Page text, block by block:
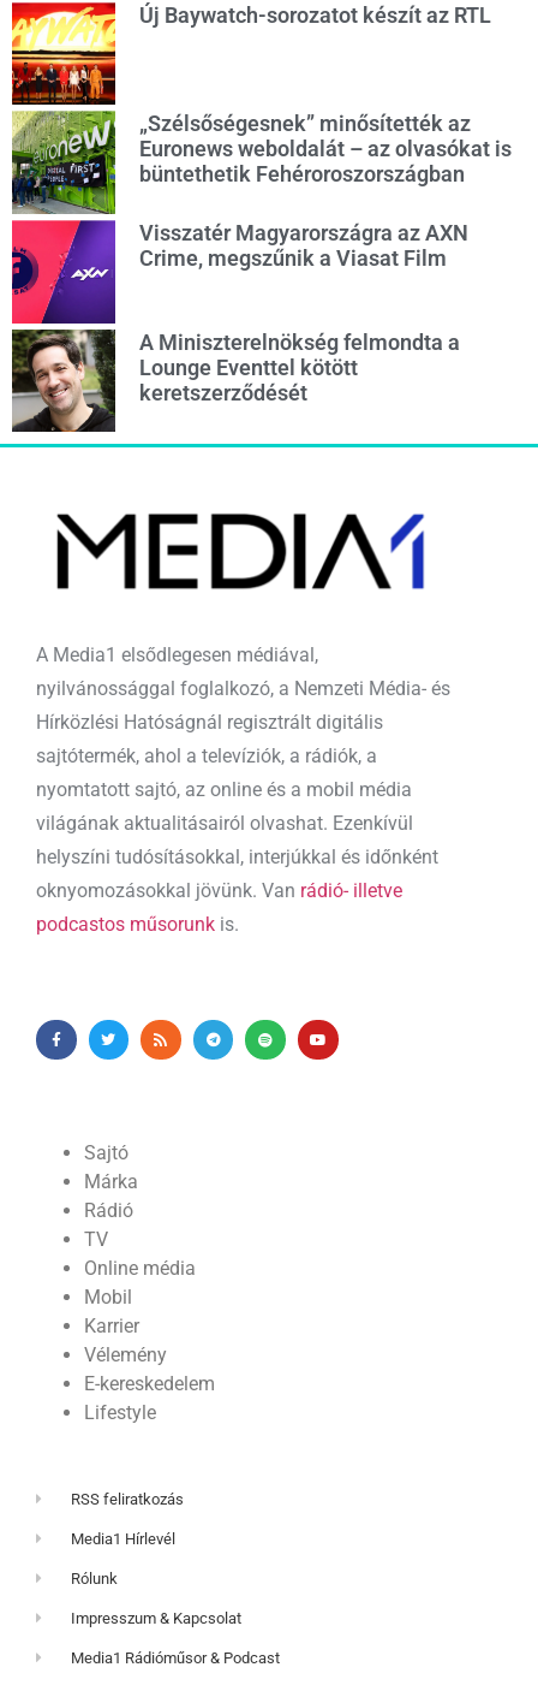
Új Baywatch-sorozatot készít az RTL
„Szélsőségesnek” minősítették az
Euronews weboldalát – az olvasókat is
büntethetik Fehéroroszországban
Visszatér Magyarországra az AXN
Crime, megszűnik a Viasat Film
A Miniszterelnökség felmondta a
Lounge Eventtel kötött
keretszerződését
A Media1 elsődlegesen médiával,
nyilvánossággal foglalkozó, a Nemzeti Média- és
Hírközlési Hatóságnál regisztrált digitális
sajtótermék, ahol a televíziók, a rádiók, a
nyomtatott sajtó, az online és a mobil média
világának aktualitásairól olvashat. Ezenkívül
helyszíni tudósításokkal, interjúkkal és időnként
oknyomozásokkal jövünk. Van rádió- illetve
podcastos műsorunk is.
Sajtó
Márka
Rádió
TV
Online média
Mobil
Karrier
Vélemény
E-kereskedelem
Lifestyle
RSS feliratkozás
Media1 Hírlevél
Rólunk
Impresszum & Kapcsolat
Media1 Rádióműsor & Podcast